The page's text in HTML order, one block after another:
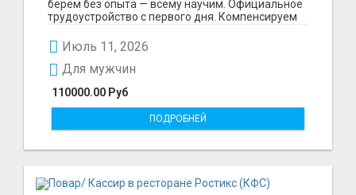
ТЕКСТИЛЬ»
берём без опыта — всему научим. Официальное
трудоустройство с первого дня. Компенсируем
Июль 11, 2026
110000.00 Руб
Для мужчин
ПОДРОБНЕЙ